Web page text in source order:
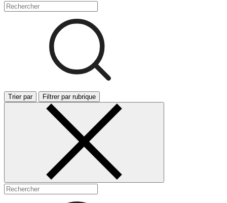
Trier par Filtrer par rubrique